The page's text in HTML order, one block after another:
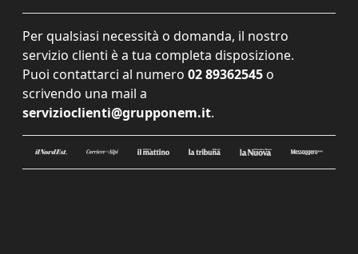
Per qualsiasi necessità o domanda, il nostro
servizio clienti è a tua completa disposizione.
Puoi contattarci al numero 02 89362545 o
scrivendo una mail a
servizioclienti@grupponem.it.